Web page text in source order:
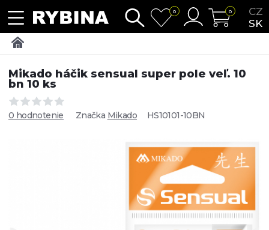
CZ
SK
0 0
Mikado háčik sensual super pole veľ. 10
bn 10 ks
0 hodnotenie Značka Mikado HS10101-10BN